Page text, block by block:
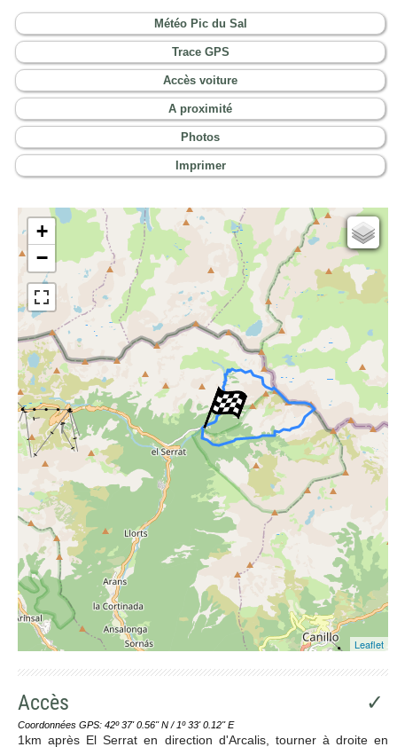
Météo Pic du Sal
Trace GPS
Accès voiture
A proximité
Photos
Imprimer
+
−
Cartes IGN
Open Topo Map
Open Street Map
ESRI Word Imagery
Photographies aériennes
Leaflet
Accès ✓
Coordonnées GPS: 42º 37' 0.56'' N / 1º 33' 0.12'' E
1km après El Serrat en direction d'Arcalis, tourner à droite en